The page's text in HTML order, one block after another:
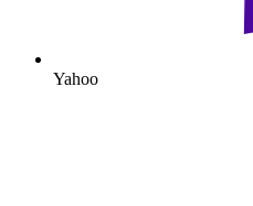
Yahoo